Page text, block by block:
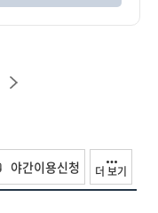
야간이용신청 더 보기